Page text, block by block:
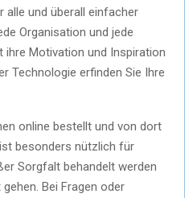
alle und überall einfacher
Organisation und jede
ihre Motivation und Inspiration
Technologie erfinden Sie Ihre
online bestellt und von dort
besonders nützlich für
Sorgfalt behandelt werden
Bei Fragen oder